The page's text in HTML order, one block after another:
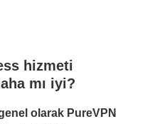
hizmeti
mı iyi?
olarak PureVPN